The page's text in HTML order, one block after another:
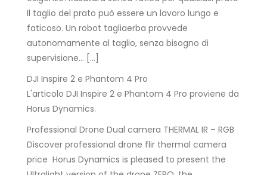
Il taglio del prato può essere un lavoro lungo e
faticoso. Un robot tagliaerba provvede
autonomamente al taglio, senza bisogno di
supervisione… […]
DJI Inspire 2 e Phantom 4 Pro
L'articolo DJI Inspire 2 e Phantom 4 Pro proviene da
Horus Dynamics.
Professional Drone Dual camera THERMAL IR – RGB
Discover professional drone flir thermal camera
price Horus Dynamics is pleased to present the